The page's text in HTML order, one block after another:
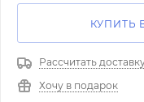
КУПИТЬ
Рассчитать
Хочу в подарок